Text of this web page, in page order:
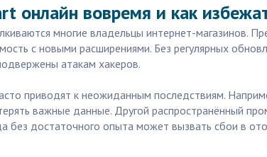
онлайн вовремя и как
многие владельцы интернет-магазинов.
с новыми расширениями. Без регулярных
атакам хакеров.
приводят к неожиданным последствиям.
важные данные. Другой распространённый
достаточного опыта может вызвать сбои в